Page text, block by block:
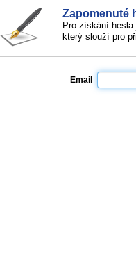
Zapomenuté
Pro získání
který slouží pro
Email